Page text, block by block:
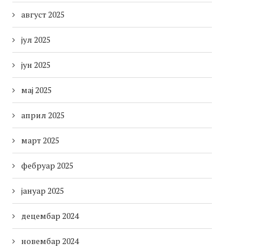
август 2025
јул 2025
јун 2025
мај 2025
април 2025
март 2025
фебруар 2025
јануар 2025
децембар 2024
новембар 2024